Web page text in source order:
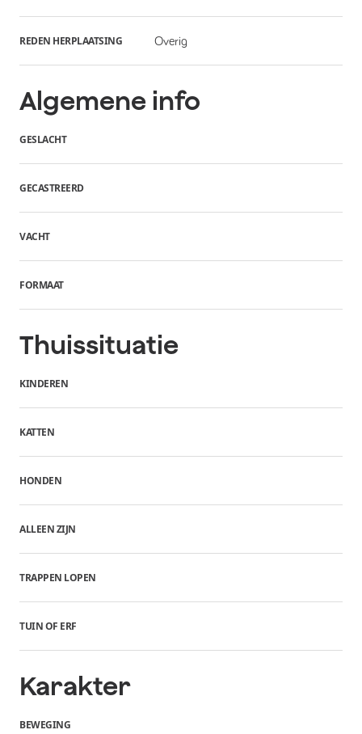
REDEN HERPLAATSING Overig
Algemene info
GESLACHT
GECASTREERD
VACHT
FORMAAT
Thuissituatie
KINDEREN
KATTEN
HONDEN
ALLEEN ZIJN
TRAPPEN LOPEN
TUIN OF ERF
Karakter
BEWEGING